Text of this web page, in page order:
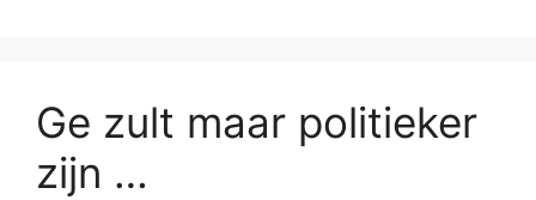
Ge zult maar politieker
zijn …